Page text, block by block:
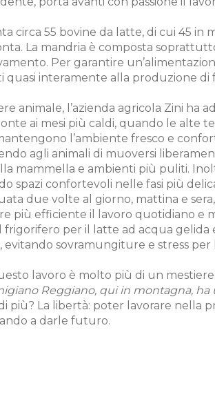
circa 55 bovine da latte, di cui 45
La mandria è composta
Per garantire
quasi interamente alla produzione di
animale, l’azienda agricola Zini
ai mesi più caldi, quando le alte
l’ambiente fresco e
agli animali di muoversi
mammella e ambienti più puliti.
spazi confortevoli nelle fasi più
due volte al giorno, mattina e
più efficiente il lavoro quotidiano e
frigorifero per il latte ad acqua
evitando sovramungiture e stress per
lavoro è molto più di un
Reggiano, qui in montagna,
più? La libertà: poter lavorare nella
a darle futuro.